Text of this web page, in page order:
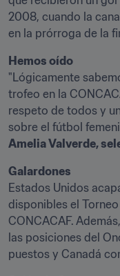
2008, cuando la
en la prórroga de la
Hemos oído
"Lógicamente
trofeo en la
respeto de todos y
Amelia Valverde,
Galardones
Estados Unidos
disponibles el
CONCACAF.
las posiciones del
puestos y Canadá